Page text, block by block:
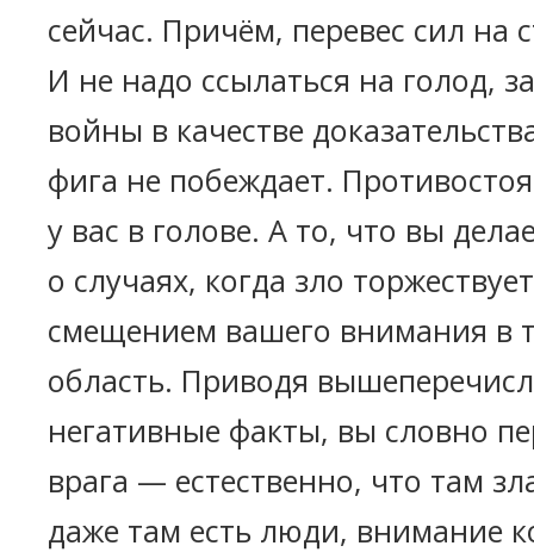
сейчас. Причём, перевес сил на
И не надо ссылаться на голод,
войны в качестве
фига не побеждает.
у вас в голове. А то, что вы
о случаях, когда зло
смещением вашего внимания в
область. Приводя
негативные факты, вы словно
врага — естественно, что там
даже там есть люди, внимание